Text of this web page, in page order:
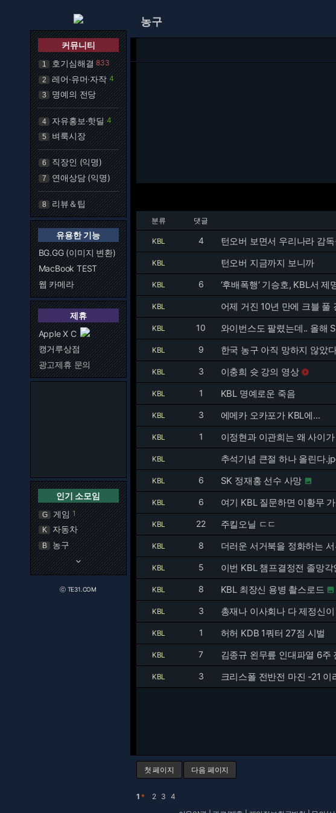
커뮤니티
1 호기심해결 833
2 레어·유머·자작 4
3 명예의 전당
4 자유홍보·핫딜 4
5 벼룩시장
6 직장인 (익명)
7 연애상담 (익명)
8 리뷰＆팁
유용한 기능
BG.GG (이미지 변환)
MacBook TEST
웹 카메라
제휴
Apple X C
캥거루상점
광고제휴 문의
인기 소모임
G 게임 1
K 자동차
B 농구
keyboard_arrow_down
ⓒ TE31.COM
농구
분류 댓글
KBL 4 턴오버 보면서 우리나라 감
KBL 턴오버 지금까지 보니까
KBL 6 ‘후배폭행‘ 기승호, KBL서 제
KBL 어제 거진 10년 만에 크블 풀
KBL 10 와이번스도 팔렸는데.. 올해
KBL 9 한국 농구 아직 망하지 않았
KBL 3 이충희 슛 강의 영상 
KBL 1 KBL 명예로운 죽음
KBL 3 에메카 오카포가 KBL에...
KBL 1 이정현과 이관희는 왜 사이
KBL 추석기념 큰절 하나 올린다
KBL 6 SK 정재홍 선수 사망 
KBL 6 여기 KBL 질문하면 이황무
KBL 22 주킬오닐 ㄷㄷ
KBL 8 더러운 서거북을 정화하는
KBL 5 이번 KBL 챔프결정전 졸망각
KBL 8 KBL 최장신 용병 촬스로드 
KBL 3 총재나 이사회나 다 제정신
KBL 1 허허 KDB 1쿼터 27점 시벌
KBL 7 김종규 왼무릎 인대파열 6주
KBL 3 크리스폴 전반전 마진 -21 이
첫 페이지 다음 페이지
1 ＊ 2 3 4